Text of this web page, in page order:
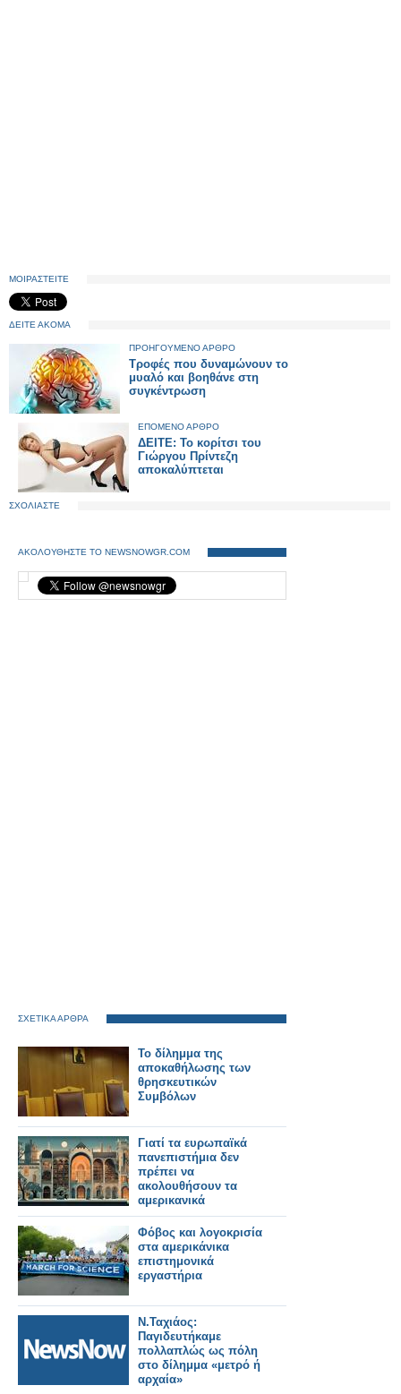
ΜΟΙΡΑΣΤΕΙΤΕ
ΔΕΙΤΕ ΑΚΟΜΑ
ΠΡΟΗΓΟΥΜΕΝΟ ΑΡΘΡΟ
Τροφές που δυναμώνουν το
μυαλό και βοηθάνε στη
συγκέντρωση
ΕΠΟΜΕΝΟ ΑΡΘΡΟ
ΔΕΙΤΕ: Το κορίτσι του
Γιώργου Πρίντεζη
αποκαλύπτεται
ΣΧΟΛΙΑΣΤΕ
ΑΚΟΛΟΥΘΗΣΤΕ ΤΟ NEWSNOWGR.COM
ΣΧΕΤΙΚΑ ΑΡΘΡΑ
Το δίλημμα της
αποκαθήλωσης των
θρησκευτικών
Συμβόλων
Γιατί τα ευρωπαϊκά
πανεπιστήμια δεν
πρέπει να
ακολουθήσουν τα
αμερικανικά
Φόβος και λογοκρισία
στα αμερικάνικα
επιστημονικά
εργαστήρια
Ν.Ταχιάος:
Παγιδευτήκαμε
πολλαπλώς ως πόλη
στο δίλημμα «μετρό ή
αρχαία»